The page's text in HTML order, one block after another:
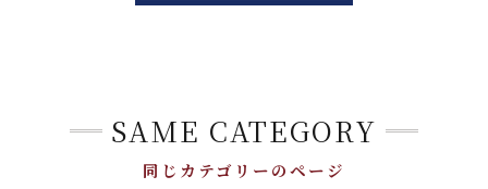
同じカテゴリーのページ
SAME CATEGORY